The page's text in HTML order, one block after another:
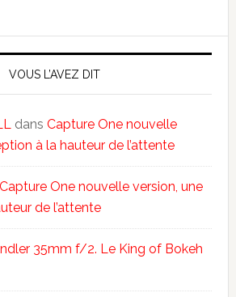
VOUS L’AVEZ DIT
dans Capture One nouvelle
à la hauteur de l’attente
Capture One nouvelle version, une
de l’attente
35mm f/2. Le King of Bokeh